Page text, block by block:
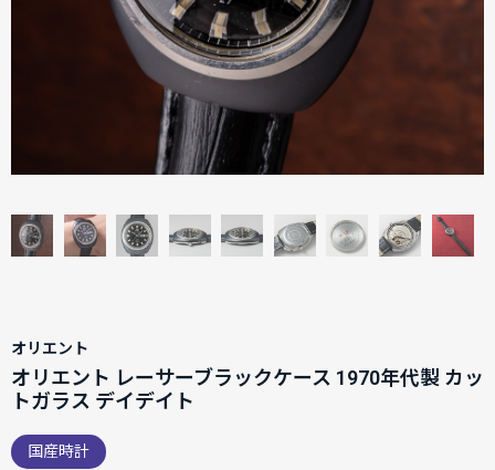
オリエント
オリエント レーサーブラックケース 1970年代製 カッ
トガラス デイデイト
国産時計